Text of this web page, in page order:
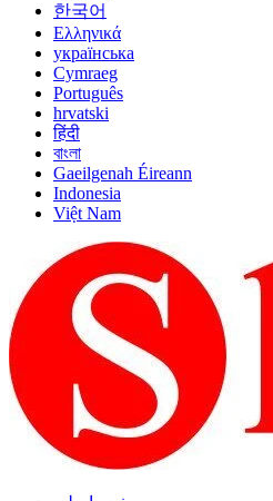
한국어
Ελληνικά
українська
Cymraeg
Português
hrvatski
हिंदी
বাংলা
Gaeilgenah Éireann
Indonesia
Việt Nam